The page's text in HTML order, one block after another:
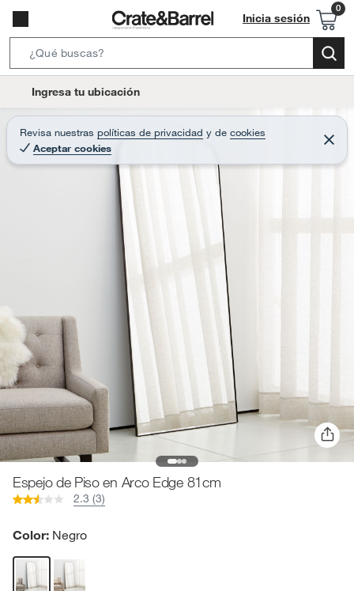
Inicia sesión
e
r
c
B
t
n
Ingresa tu ubicación
Revisa nuestras políticas de privacidad y de cookies
Aceptar cookies
C
e
r
Espejo de Piso en Arco Edge 81cm
2.3 (3)
Color: Negro